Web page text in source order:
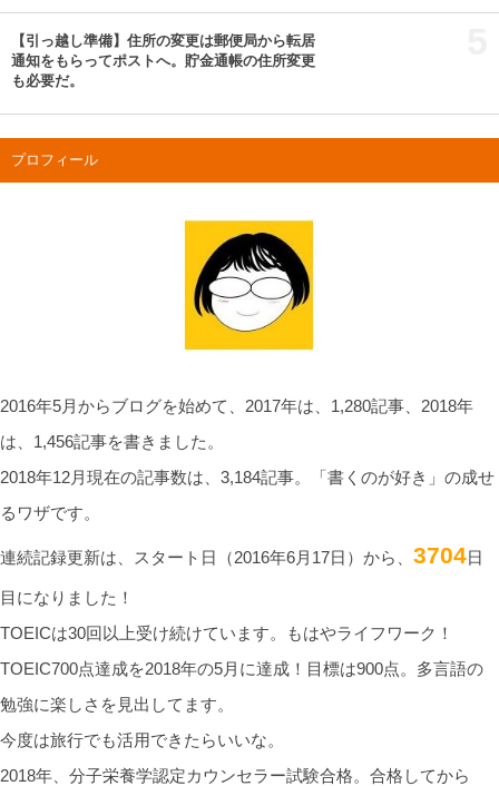
【引っ越し準備】住所の変更は郵便局から転居
通知をもらってポストへ。貯金通帳の住所変更
も必要だ。
プロフィール
2016年5月からブログを始めて、2017年は、1,280記事、2018年
は、1,456記事を書きました。
2018年12月現在の記事数は、3,184記事。「書くのが好き」の成せ
るワザです。
連続記録更新は、スタート日（2016年6月17日）から、 3704日
目になりました！
TOEICは30回以上受け続けています。もはやライフワーク！
TOEIC700点達成を2018年の5月に達成！目標は900点。多言語の
勉強に楽しさを見出してます。
今度は旅行でも活用できたらいいな。
2018年、分子栄養学認定カウンセラー試験合格。合格してから